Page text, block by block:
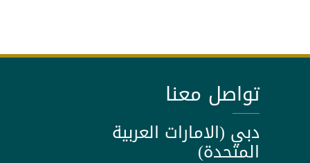
تواصل معنا
دبي (الامارات العربية
المتحدة)